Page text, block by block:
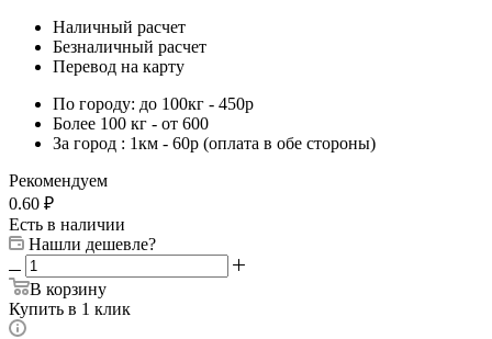
Наличный расчет
Безналичный расчет
Перевод на карту
По городу: до 100кг - 450р
Более 100 кг - от 600
За город : 1км - 60р (оплата в обе стороны)
Рекомендуем
0.60 ₽
Есть в наличии
Нашли дешевле?
В корзину
Купить в 1 клик